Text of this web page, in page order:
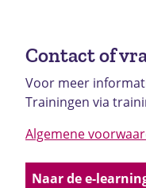
Contact of
Voor meer
Trainingen via
Algemene
Naar de e-